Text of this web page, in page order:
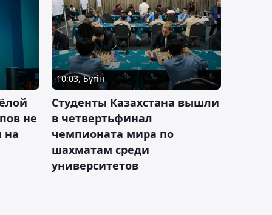
не
на
10:03, Бүгін
Студенты Казахстана вышли
в четвертьфинал
чемпионата мира по
шахматам среди
университетов